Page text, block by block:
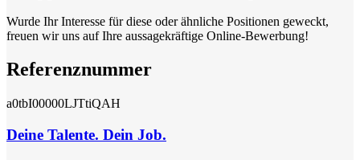
Wurde Ihr Interesse für diese oder ähnliche Positionen geweckt,
freuen wir uns auf Ihre aussagekräftige Online-Bewerbung!
Referenznummer
a0tbI00000LJTtiQAH
Deine Talente. Dein Job.